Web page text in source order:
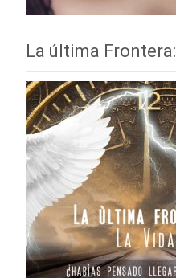
La última